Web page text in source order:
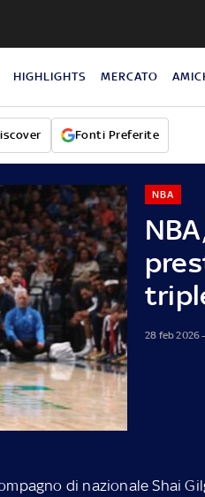
HIGHLIGHTS MERCATO
Fonti Preferite
NBA
28 feb 2026
di nazionale Shai